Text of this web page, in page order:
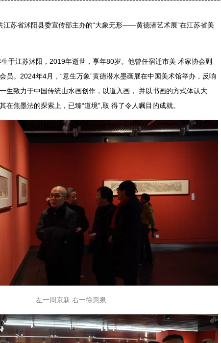
江苏省沭阳县委宣传部主办的“大象无形——黄德潜艺术展”在江苏省美
于江苏沭阳，2019年逝世，享年80岁。他曾任宿迁市美 术家协会副
员。2024年4月，“意生万象”黄德潜水墨画展在中国美术馆举办，反响
生致力于中国传统山水画创作，以道入画， 并以书画的方式体认大
在焦墨法的探索上，已臻“道境”,取 得了令人瞩目的成就。
左一周京新 右一徐惠泉